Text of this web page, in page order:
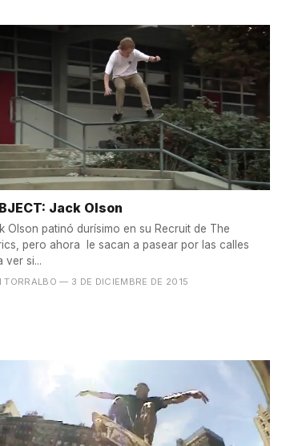
Jack Olson
Olson patinó durísimo en su Recruit de The
pero ahora le sacan a pasear por las calles
ver si...
TORRALBO — 3 DE DICIEMBRE DE 2015